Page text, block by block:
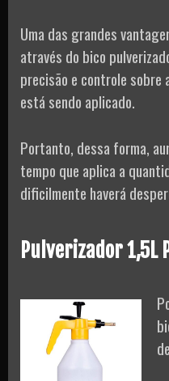
Uma das grandes
através do bico
precisão e controle sobre
está sendo aplicado.
Portanto, dessa forma,
tempo que aplica a
dificilmente haverá
Pulverizador 1,5L